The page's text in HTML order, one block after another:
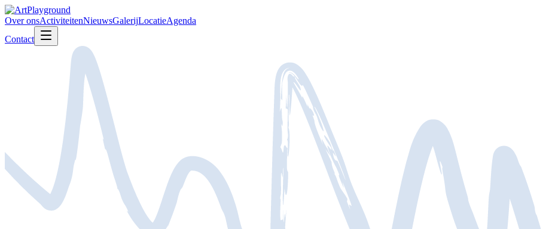
Over onsActiviteitenNieuwsGalerijLocatieAgenda
Contact